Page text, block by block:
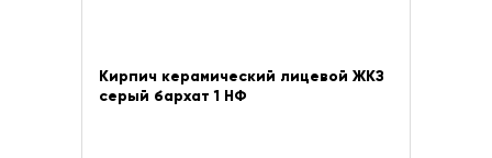
Кирпич керамический лицевой ЖКЗ
серый бархат 1 НФ